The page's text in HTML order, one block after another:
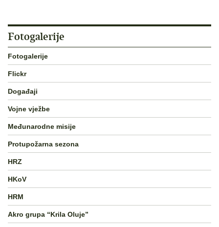
Fotogalerije
Fotogalerije
Flickr
Događaji
Vojne vježbe
Međunarodne misije
Protupožarna sezona
HRZ
HKoV
HRM
Akro grupa “Krila Oluje”